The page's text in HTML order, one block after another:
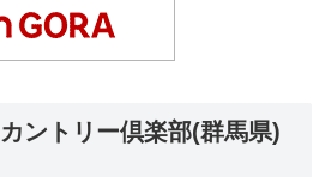
ントリー倶楽部(群馬県)